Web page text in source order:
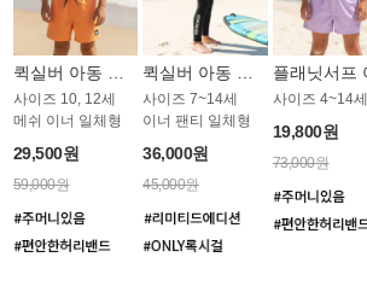
사이즈 10, 12세
메쉬 이너 일체형
29,500원
59,000원
사이즈 7~14세
이너 팬티 일체형
36,000원
45,000원
사이즈 4~14세
19,800원
73,000원